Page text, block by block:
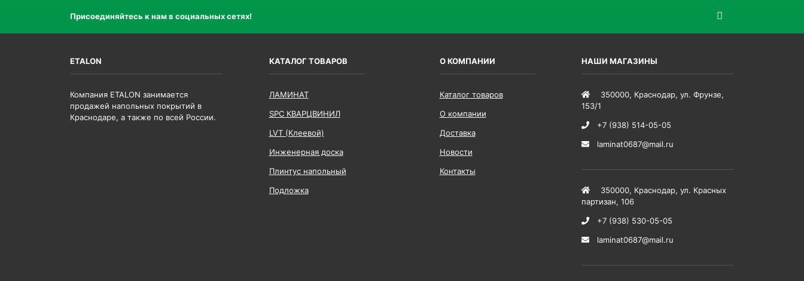
Присоединяйтесь к нам в социальных сетях!
ETALON
Компания ETALON занимается
продажей напольных покрытий в
Краснодаре, а также по всей России.
КАТАЛОГ ТОВАРОВ
ЛАМИНАТ
SPC КВАРЦВИНИЛ
LVT (Клеевой)
Инженерная доска
Плинтус напольный
Подложка
О КОМПАНИИ
Каталог товаров
О компании
Доставка
Новости
Контакты
НАШИ МАГАЗИНЫ
350000, Краснодар, ул. Фрунзе,
153/1
+7 (938) 514-05-05
laminat0687@mail.ru
350000, Краснодар, ул. Красных
партизан, 106
+7 (938) 530-05-05
laminat0687@mail.ru